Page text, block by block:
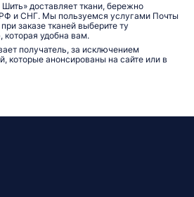
доставляет ткани, бережно
и СНГ. Мы пользуемся услугами Почты
заказе тканей выберите ту
удобна вам.
получатель, за исключением
которые анонсированы на сайте или в